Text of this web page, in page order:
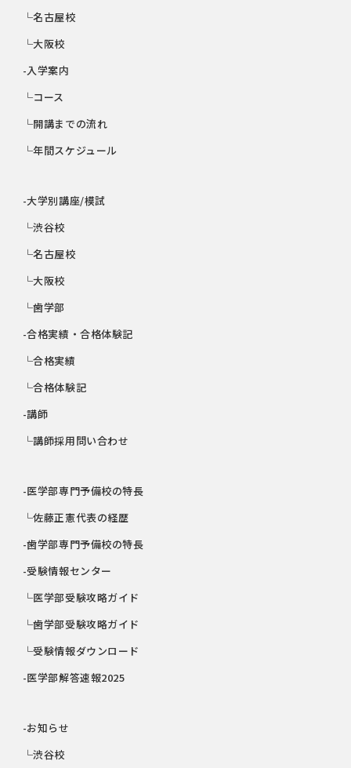
└名古屋校
└大阪校
-入学案内
└コース
└開講までの流れ
└年間スケジュール
-大学別講座/模試
└渋谷校
└名古屋校
└大阪校
└歯学部
-合格実績・合格体験記
└合格実績
└合格体験記
-講師
└講師採用問い合わせ
-医学部専門予備校の特長
└佐藤正憲代表の経歴
-歯学部専門予備校の特長
-受験情報センター
└医学部受験攻略ガイド
└歯学部受験攻略ガイド
└受験情報ダウンロード
-医学部解答速報2025
-お知らせ
└渋谷校